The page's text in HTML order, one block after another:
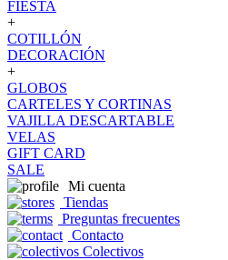
FIESTA
+
COTILLÓN
DECORACIÓN
+
GLOBOS
CARTELES Y CORTINAS
VAJILLA DESCARTABLE
VELAS
GIFT CARD
SALE
Mi cuenta
Tiendas
Preguntas frecuentes
Contacto
Colectivos